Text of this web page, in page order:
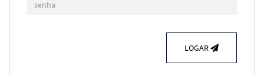
LOGAR